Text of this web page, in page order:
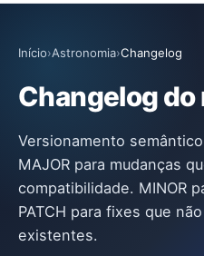
Início›Astronomia›Changelog
Changelog do
Versionamento semântico
MAJOR para mudanças
compatibilidade. MINOR
PATCH para fixes que
existentes.